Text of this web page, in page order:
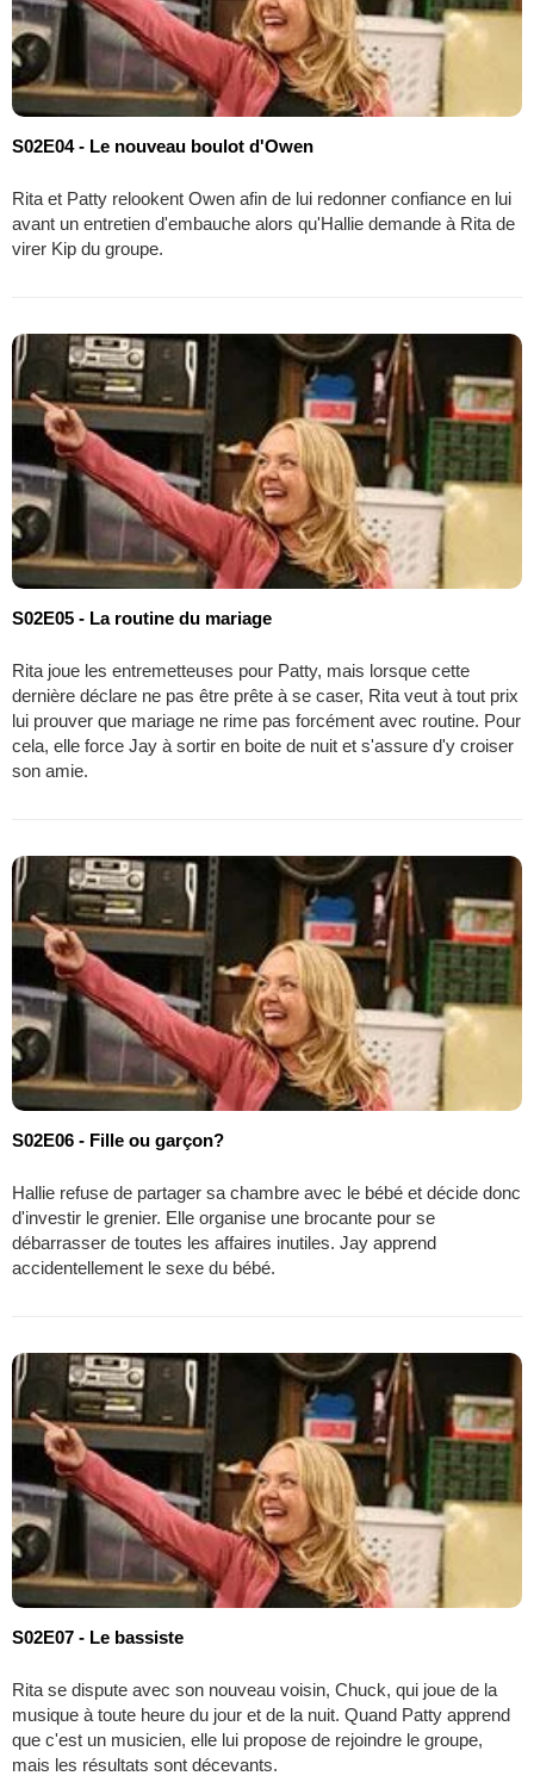
S02E04 - Le nouveau boulot d'Owen
Rita et Patty relookent Owen afin de lui redonner confiance en lui
avant un entretien d'embauche alors qu'Hallie demande à Rita de
virer Kip du groupe.
S02E05 - La routine du mariage
Rita joue les entremetteuses pour Patty, mais lorsque cette
dernière déclare ne pas être prête à se caser, Rita veut à tout prix
lui prouver que mariage ne rime pas forcément avec routine. Pour
cela, elle force Jay à sortir en boite de nuit et s'assure d'y croiser
son amie.
S02E06 - Fille ou garçon?
Hallie refuse de partager sa chambre avec le bébé et décide donc
d'investir le grenier. Elle organise une brocante pour se
débarrasser de toutes les affaires inutiles. Jay apprend
accidentellement le sexe du bébé.
S02E07 - Le bassiste
Rita se dispute avec son nouveau voisin, Chuck, qui joue de la
musique à toute heure du jour et de la nuit. Quand Patty apprend
que c'est un musicien, elle lui propose de rejoindre le groupe,
mais les résultats sont décevants.